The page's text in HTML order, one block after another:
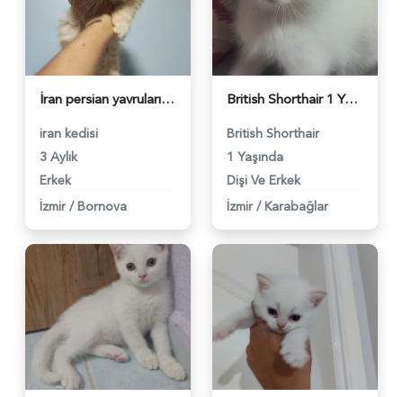
İran persian yavruları - 5954
iran kedisi
3 Aylık
Erkek
İzmir / Bornova
British Shorthair 1 Yaşında İzmir'de Yuva Arıyor - 5789
British Shorthair
1 Yaşında
Dişi Ve Erkek
İzmir / Karabağlar